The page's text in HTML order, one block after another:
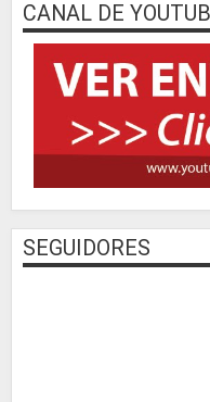
CANAL DE
SEGUIDORES